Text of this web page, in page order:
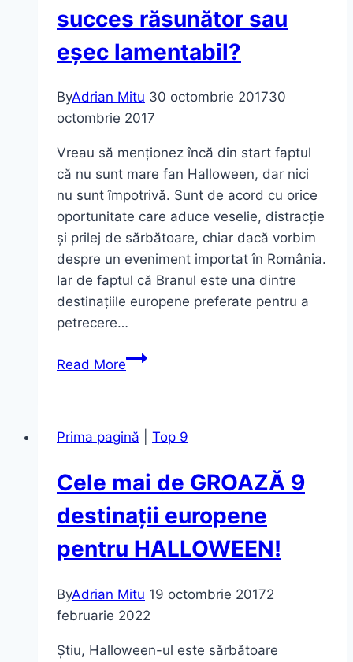
succes răsunător sau
eșec lamentabil?
ByAdrian Mitu 30 octombrie 201730
octombrie 2017
Vreau să menționez încă din start faptul
că nu sunt mare fan Halloween, dar nici
nu sunt împotrivă. Sunt de acord cu orice
oportunitate care aduce veselie, distracție
și prilej de sărbătoare, chiar dacă vorbim
despre un eveniment importat în România.
Iar de faptul că Branul este una dintre
destinațiile europene preferate pentru a
petrecere…
Read MoreHalloween
răsunător
eșec
lamentabil?
Prima pagină Top 9
Cele mai de GROAZĂ 9
destinații europene
pentru HALLOWEEN!
ByAdrian Mitu 19 octombrie 20172
februarie 2022
Știu, Halloween-ul este sărbătoare